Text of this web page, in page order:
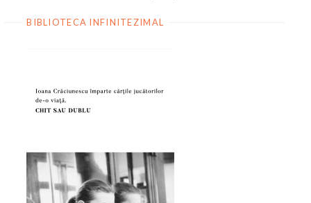
BIBLIOTECA INFINITEZIMAL